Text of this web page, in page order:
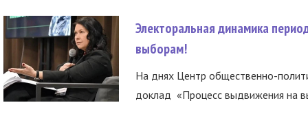
Электоральная динамика
выборам!
На днях Центр общественно-
доклад «Процесс выдвижения на